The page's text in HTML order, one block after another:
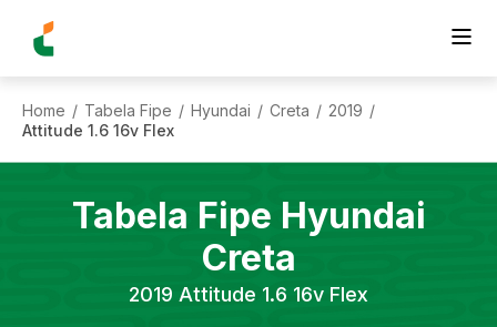
Home / Tabela Fipe / Hyundai / Creta / 2019 /
Attitude 1.6 16v Flex
Tabela Fipe Hyundai
Creta
2019 Attitude 1.6 16v Flex